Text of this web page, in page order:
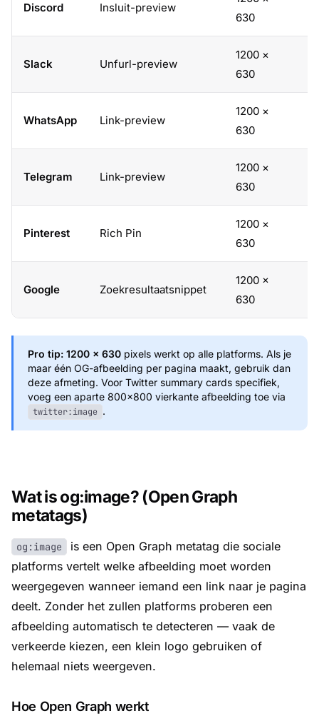
Discord Insluit-preview
630
Slack Unfurl-preview
1200 ×
630
WhatsApp Link-preview
1200 ×
630
Telegram Link-preview
1200 ×
630
Pinterest Rich Pin
1200 ×
630
Google Zoekresultaatsnippet
1200 ×
630
Pro tip: 1200 × 630 pixels werkt op alle platforms. Als je
maar één OG-afbeelding per pagina maakt, gebruik dan
deze afmeting. Voor Twitter summary cards specifiek,
voeg een aparte 800×800 vierkante afbeelding toe via
twitter:image .
Wat is og:image? (Open Graph
metatags)
og:image
is een Open Graph metatag die sociale
platforms vertelt welke afbeelding moet worden
weergegeven wanneer iemand een link naar je pagina
deelt. Zonder het zullen platforms proberen een
afbeelding automatisch te detecteren — vaak de
verkeerde kiezen, een klein logo gebruiken of
helemaal niets weergeven.
Hoe Open Graph werkt